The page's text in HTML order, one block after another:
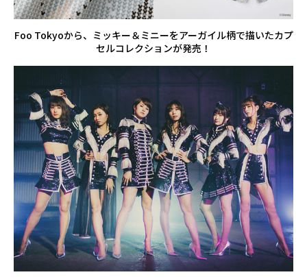
Foo Tokyoから、ミッキー＆ミニーをアーガイル柄で描いたカプ
セルコレクションが発売！